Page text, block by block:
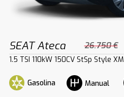
SEAT Ateca 26.750 €
1.5 TSI 110kW 150CV StSp Style XM
Gasolina Manual